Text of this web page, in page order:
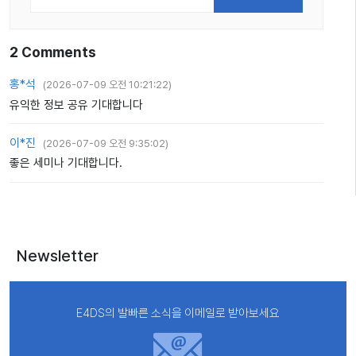
2 Comments
홍*석 (2026-07-09 오전 10:21:22)
유익한 정보 공유 기대합니다
이*진 (2026-07-09 오전 9:35:02)
좋은 세미나 기대합니다.
Newsletter
E4DS의 발빠른 소식을 이메일로 받아보세요